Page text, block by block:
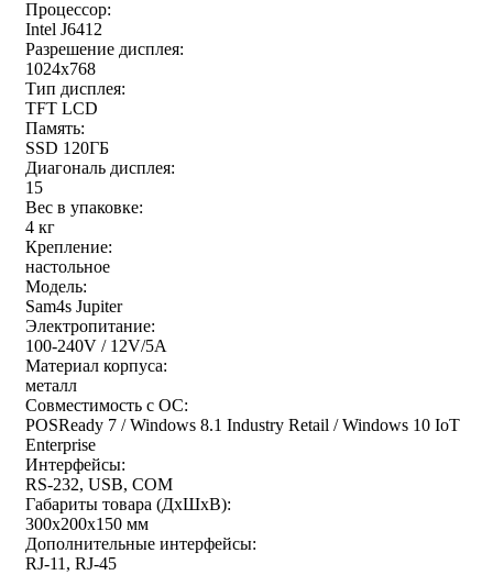
Процессор:
Intel J6412
Разрешение дисплея:
1024x768
Тип дисплея:
TFT LCD
Память:
SSD 120ГБ
Диагональ дисплея:
15
Вес в упаковке:
4 кг
Крепление:
настольное
Модель:
Sam4s Jupiter
Электропитание:
100-240V / 12V/5A
Материал корпуса:
металл
Совместимость с ОС:
POSReady 7 / Windows 8.1 Industry Retail / Windows 10 IoT
Enterprise
Интерфейсы:
RS-232, USB, COM
Габариты товара (ДxШxВ):
300х200х150 мм
Дополнительные интерфейсы:
RJ-11, RJ-45